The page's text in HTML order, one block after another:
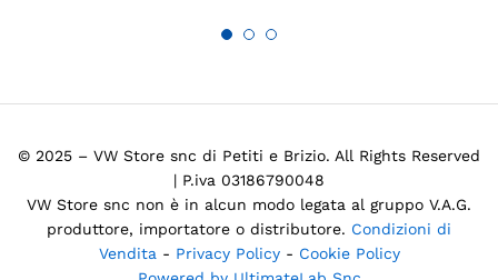
© 2025 – VW Store snc di Petiti e Brizio. All Rights Reserved
| P.iva 03186790048
VW Store snc non è in alcun modo legata al gruppo V.A.G.
produttore, importatore o distributore. Condizioni di
Vendita - Privacy Policy - Cookie Policy